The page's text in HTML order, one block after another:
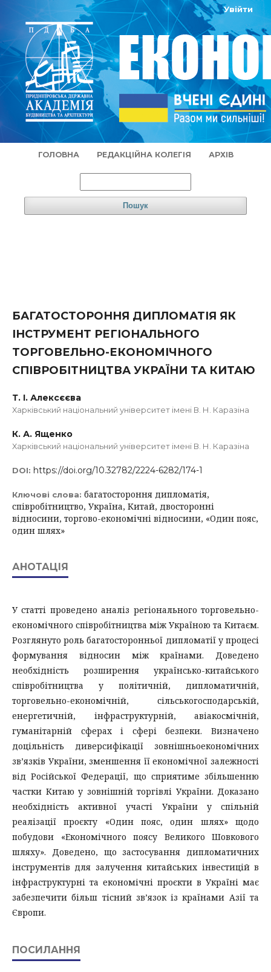
ГОЛОВНА РЕДАКЦІЙНА КОЛЕГІЯ АРХІВ
Пошук
Увійти
БАГАТОСТОРОННЯ ДИПЛОМАТІЯ ЯК
ІНСТРУМЕНТ РЕГІОНАЛЬНОГО
ТОРГОВЕЛЬНО-ЕКОНОМІЧНОГО
СПІВРОБІТНИЦТВА УКРАЇНИ ТА КИТАЮ
Т. І. Алексєєва
Харківський національний університет імені В. Н. Каразіна
К. А. Ященко
Харківський національний університет імені В. Н. Каразіна
DOI: https://doi.org/10.32782/2224-6282/174-1
Ключові слова: багатостороння дипломатія,
співробітництво, Україна, Китай, двосторонні
відносини, торгово-економічні відносини, «Один пояс,
один шлях»
АНОТАЦІЯ
У статті проведено аналіз регіонального торговельно-
економічного співробітництва між Україною та Китаєм.
Розглянуто роль багатосторонньої дипломатії у процесі
формування відносин між країнами. Доведено
необхідність розширення українсько-китайського
співробітництва у політичній, дипломатичній,
торговельно-економічній, сільськогосподарській,
енергетичній, інфраструктурній, авіакосмічній,
гуманітарній сферах і сфері безпеки. Визначено
доцільність диверсифікації зовнішньоекономічних
зв’язків України, зменшення її економічної залежності
від Російської Федерації, що сприятиме збільшенню
частки Китаю у зовнішній торгівлі України. Доказано
необхідність активної участі України у спільній
реалізації проєкту «Один пояс, один шлях» щодо
побудови «Економічного поясу Великого Шовкового
шляху». Доведено, що застосування дипломатичних
інструментів для залучення китайських інвестицій в
інфраструктурні та економічні проєкти в Україні має
забезпечити більш тісний зв’язок із країнами Азії та
Європи.
ПОСИЛАННЯ